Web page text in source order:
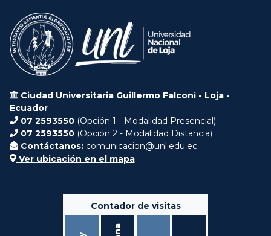
Ciudad Universitaria Guillermo Falconí - Loja -
Ecuador
07 2593550 (Opción 1 - Modalidad Presencial)
07 2593550 (Opción 2 - Modalidad Distancia)
Contáctanos: comunicacion@unl.edu.ec
Ver ubicación en el mapa
Contador de visitas